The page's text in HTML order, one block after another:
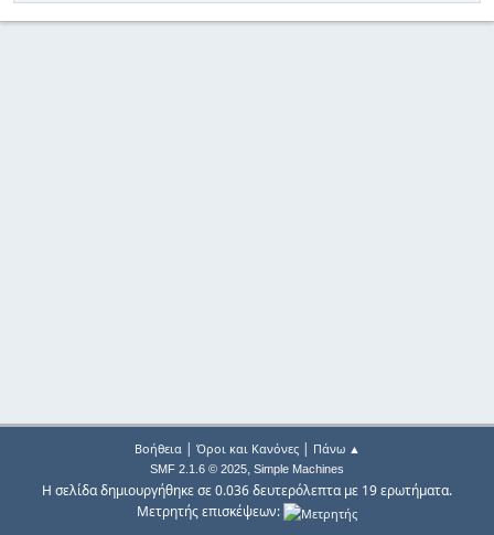
Βοήθεια| Όροι και Κανόνες| Πάνω ▲
SMF 2.1.6 © 2025, Simple Machines
Η σελίδα δημιουργήθηκε σε 0.036 δευτερόλεπτα με 19 ερωτήματα.
Μετρητής επισκέψεων: